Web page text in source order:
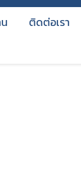
ติดต่อเรา